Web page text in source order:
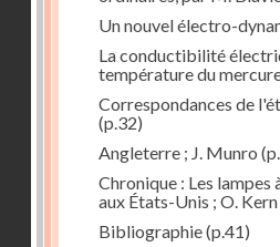
Un nouvel électro-
La conductibilité
température du
Correspondances de
(p.32)
Angleterre ; J. Munro
Chronique : Les
aux États-Unis ; O. Kern
Bibliographie(p.41)